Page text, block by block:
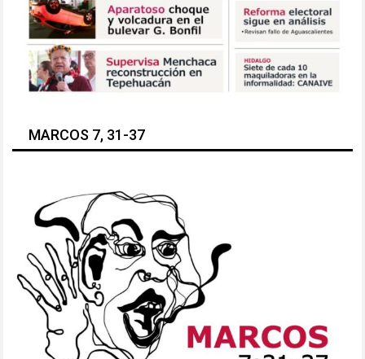
MARCOS 7, 31-37